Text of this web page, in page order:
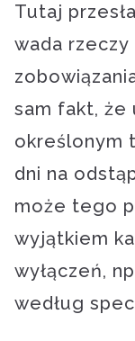
Tutaj
wada rzeczy
sam fakt, że
określonym
dni na
może tego
wyjątkiem
wyłączeń,
według